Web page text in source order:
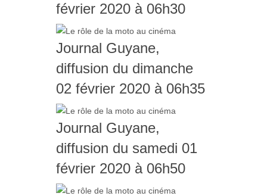
février 2020 à 06h30
Journal Guyane,
diffusion du dimanche
02 février 2020 à 06h35
Journal Guyane,
diffusion du samedi 01
février 2020 à 06h50